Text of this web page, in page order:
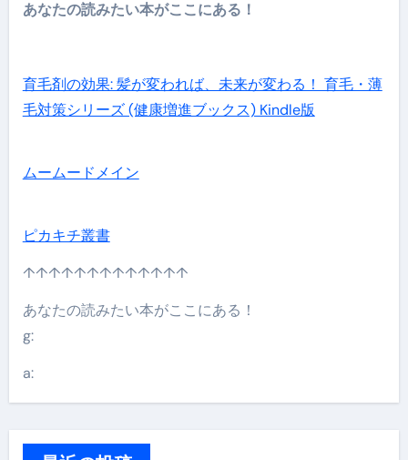
あなたの読みたい本がここにある！
育毛剤の効果: 髪が変われば、未来が変わる！ 育毛・薄
毛対策シリーズ (健康増進ブックス) Kindle版
ムームードメイン
ピカキチ叢書
↑↑↑↑↑↑↑↑↑↑↑↑↑
あなたの読みたい本がここにある！
g:
a: